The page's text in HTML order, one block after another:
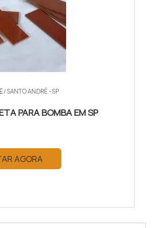
/ SANTO ANDRÉ - SP
PARA BOMBA EM SP
AGORA